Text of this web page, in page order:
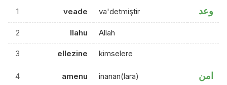
1 veade va'detmiştir وعد
2 llahu Allah
3 ellezine kimselere
4 amenu inanan(lara) امن